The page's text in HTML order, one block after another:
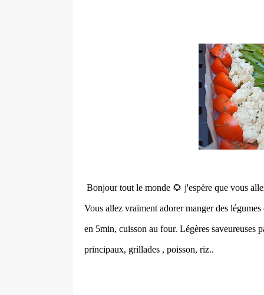
Bonjour tout le monde 🌻 j'espère que vous
Vous allez vraiment adorer manger des
en 5min, cuisson au four. Légères saveureuses
principaux, grillades , poisson, riz..